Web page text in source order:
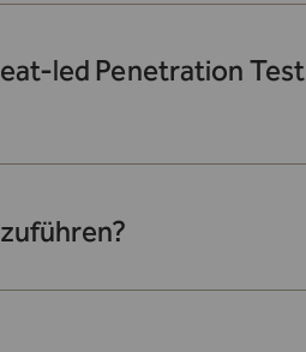
led Penetration Test